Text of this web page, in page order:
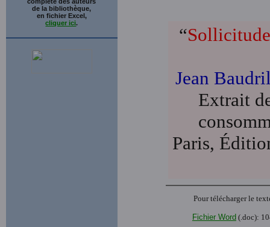
de la bibliothèque,
en fichier Excel,
cliquer ici.
“
Jean
Extrait
Paris,
Pour télécharger le
Fichier Word (.doc):